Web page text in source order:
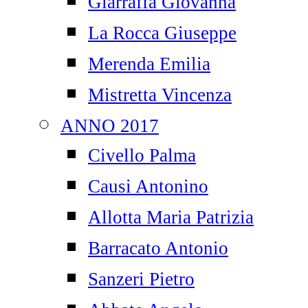
La Rocca Giuseppe
Merenda Emilia
Mistretta Vincenza
ANNO 2017
Civello Palma
Causi Antonino
Allotta Maria Patrizia
Barracato Antonio
Sanzeri Pietro